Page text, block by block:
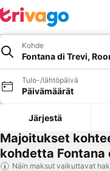
Kohde
Fontana di Trevi,
Tulo-/lähtöpäivä
Päivämäärät
Järjestä
Majoitukset
kohdetta Fontana
Näin maksut vaikuttavat